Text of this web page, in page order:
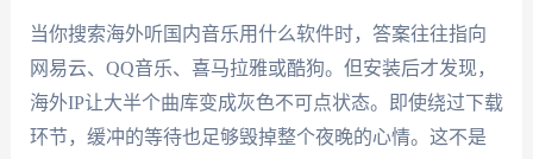
当你搜索海外听国内音乐用什么软件时，答案往往指向
网易云、QQ音乐、喜马拉雅或酷狗。但安装后才发现，
海外IP让大半个曲库变成灰色不可点状态。即使绕过下载
环节，缓冲的等待也足够毁掉整个夜晚的心情。这不是